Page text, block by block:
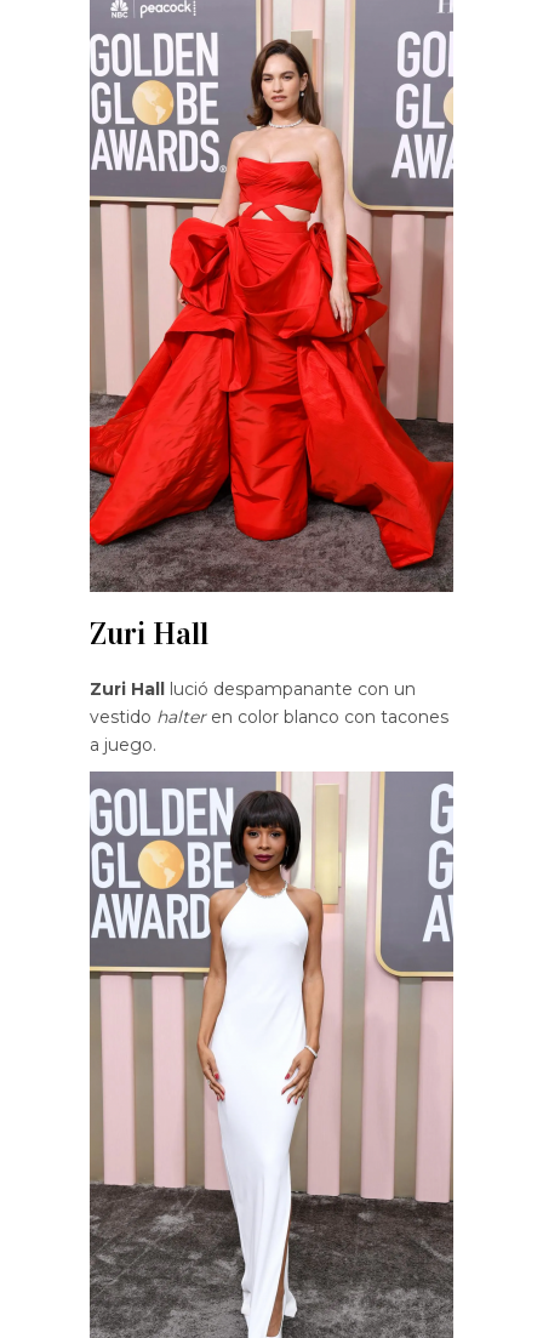
Zuri Hall
Zuri Hall
lució despampanante con un
vestido halteren color blanco con tacones
a juego.